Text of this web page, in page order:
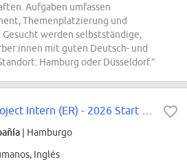
Aufgaben umfassen
Themenplatzierung und
werden selbstständige,
mit guten Deutsch- und
Hamburg oder Düsseldorf.”
| Hamburgo
Inglés